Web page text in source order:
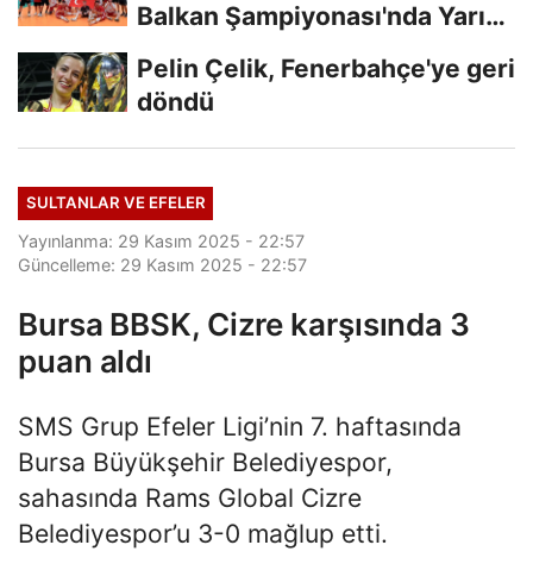
Balkan Şampiyonası'nda Yarı
Pelin Çelik, Fenerbahçe'ye geri
döndü
SULTANLAR VE EFELER
Yayınlanma: 29 Kasım 2025 - 22:57
Güncelleme: 29 Kasım 2025 - 22:57
Bursa BBSK, Cizre karşısında 3
puan aldı
SMS Grup Efeler Ligi’nin 7. haftasında
Bursa Büyükşehir Belediyespor,
sahasında Rams Global Cizre
Belediyespor’u 3-0 mağlup etti.